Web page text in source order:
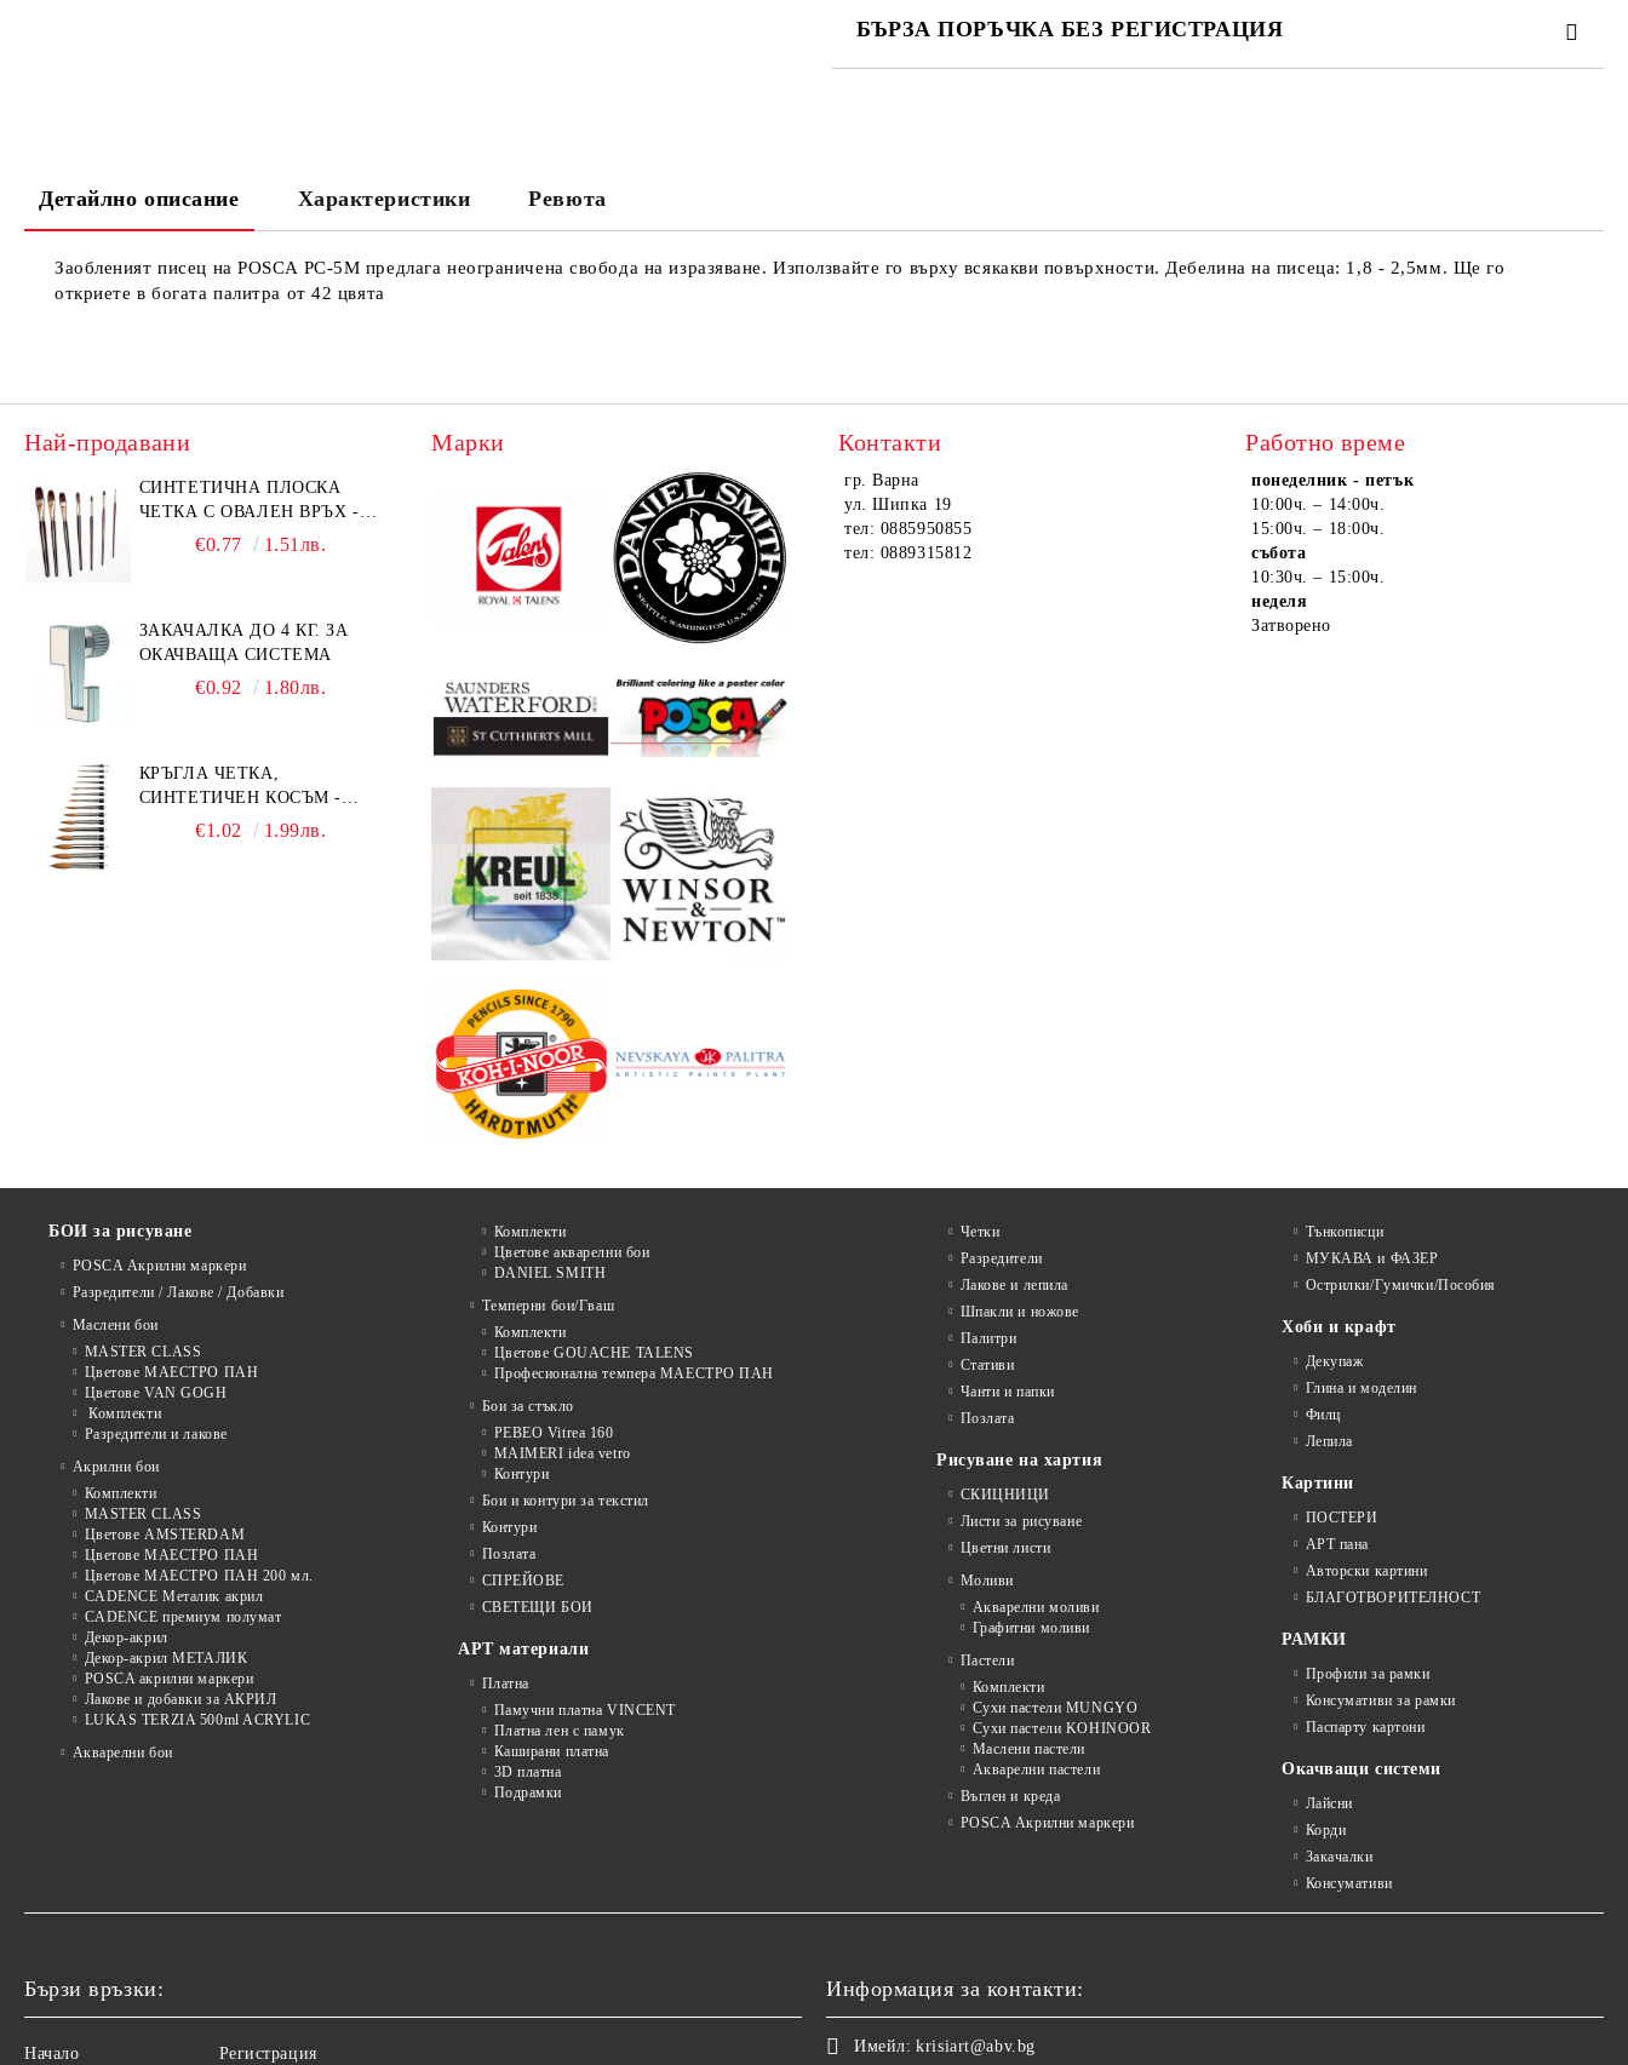
БЪРЗА ПОРЪЧКА БЕЗ РЕГИСТРАЦИЯ
Детайлно описание Характеристики Ревюта
Заобленият писец на POSCA PC-5M предлага неограничена свобода на изразяване. Използвайте го върху всякакви повърхности. Дебелина на писеца: 1,8 - 2,5мм. Ще го
откриете в богата палитра от 42 цвята
Най-продавани
СИНТЕТИЧНА ПЛОСКА
ЧЕТКА С ОВАЛЕН ВРЪХ -
GIOCONDA 273 - №1/8
€0.77 1.51лв.
ЗАКАЧАЛКА ДО 4 КГ. ЗА
ОКАЧВАЩА СИСТЕМА
€0.92 1.80лв.
КРЪГЛА ЧЕТКА,
СИНТЕТИЧЕН КОСЪМ -
MILLENIUM 211 - №0
€1.02 1.99лв.
Марки Контакти
гр. Варна
ул. Шипка 19
тел: 0885950855
тел: 0889315812
Работно време
понеделник - петък
10:00ч. – 14:00ч.
15:00ч. – 18:00ч.
събота
10:30ч. – 15:00ч.
неделя
Затворено
БОИ за рисуване
POSCA Акрилни маркери
Разредители / Лакове / Добавки
Маслени бои
MASTER CLASS
Цветове МАЕСТРО ПАН
Цветове VAN GOGH
Комплекти
Разредители и лакове
Акрилни бои
Комплекти
MASTER CLASS
Цветове AMSTERDAM
Цветове МАЕСТРО ПАН
Цветове МАЕСТРО ПАН 200 мл.
CADENCE Металик акрил
CADENCE премиум полумат
Декор-акрил
Декор-акрил МЕТАЛИК
POSCA акрилни маркери
Лакове и добавки за АКРИЛ
LUKAS TERZIA 500ml ACRYLIC
Акварелни бои
Комплекти
Цветове акварелни бои
DANIEL SMITH
Темперни бои/Гваш
Комплекти
Цветове GOUACHE TALENS
Професионална темпера МАЕСТРО ПАН
Бои за стъкло
PEBEO Vitrea 160
MAIMERI idea vetro
Контури
Бои и контури за текстил
Контури
Позлата
СПРЕЙОВЕ
СВЕТЕЩИ БОИ
АРТ материали
Платна
Памучни платна VINCENT
Платна лен с памук
Каширани платна
3D платна
Подрамки
Четки
Разредители
Лакове и лепила
Шпакли и ножове
Палитри
Стативи
Чанти и папки
Позлата
Рисуване на хартия
СКИЦНИЦИ
Листи за рисуване
Цветни листи
Моливи
Акварелни моливи
Графитни моливи
Пастели
Комплекти
Сухи пастели MUNGYO
Сухи пастели KOHINOOR
Маслени пастели
Акварелни пастели
Въглен и креда
POSCA Акрилни маркери
Тънкописци
МУКАВА и ФАЗЕР
Острилки/Гумички/Пособия
Хоби и крафт
Декупаж
Глина и моделин
Филц
Лепила
Картини
ПОСТЕРИ
АРТ пана
Авторски картини
БЛАГОТВОРИТЕЛНОСТ
РАМКИ
Профили за рамки
Консумативи за рамки
Паспарту картони
Окачващи системи
Лайсни
Корди
Закачалки
Консумативи
Бързи връзки:
Начало Регистрация
Информация за контакти:
Имейл: krisiart@abv.bg